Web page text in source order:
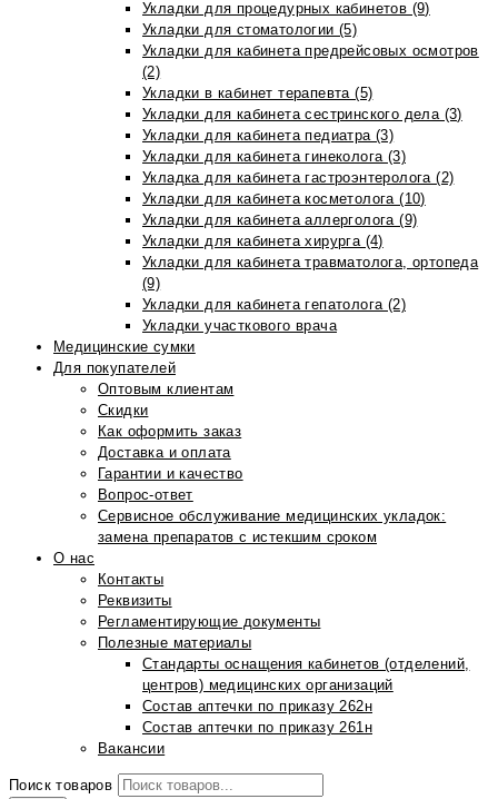
Укладки для процедурных кабинетов (9)
Укладки для стоматологии (5)
Укладки для кабинета предрейсовых осмотров
(2)
Укладки в кабинет терапевта (5)
Укладки для кабинета сестринского дела (3)
Укладки для кабинета педиатра (3)
Укладки для кабинета гинеколога (3)
Укладка для кабинета гастроэнтеролога (2)
Укладки для кабинета косметолога (10)
Укладки для кабинета аллерголога (9)
Укладки для кабинета хирурга (4)
Укладки для кабинета травматолога, ортопеда
(9)
Укладки для кабинета гепатолога (2)
Укладки участкового врача
Медицинские сумки
Для покупателей
Оптовым клиентам
Скидки
Как оформить заказ
Доставка и оплата
Гарантии и качество
Вопрос-ответ
Сервисное обслуживание медицинских укладок:
замена препаратов с истекшим сроком
О нас
Контакты
Реквизиты
Регламентирующие документы
Полезные материалы
Стандарты оснащения кабинетов (отделений,
центров) медицинских организаций
Состав аптечки по приказу 262н
Состав аптечки по приказу 261н
Вакансии
Поиск товаров